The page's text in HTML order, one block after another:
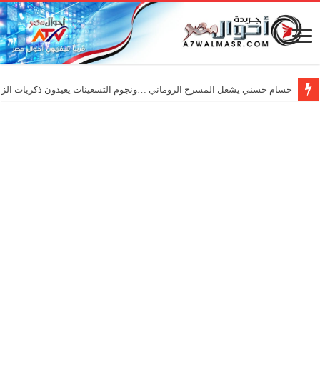
حسام حسني يشعل المسرح الروماني …ونجوم التسعينات يعيدون ذكريات